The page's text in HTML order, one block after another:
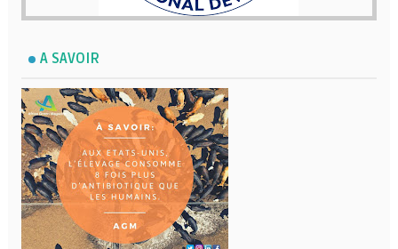
A SAVOIR